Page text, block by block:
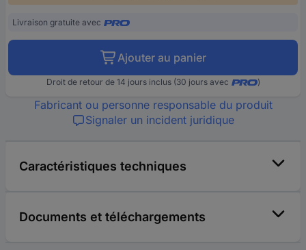
Livraison gratuite avec
Ajouter au panier
Droit de retour de 14 jours inclus (30 jours avec )
Fabricant ou personne responsable du produit
Signaler un incident juridique
Caractéristiques techniques
Documents et téléchargements